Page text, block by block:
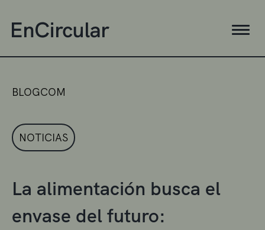
BLOGCOM
NOTICIAS
La alimentación busca el
envase del futuro: